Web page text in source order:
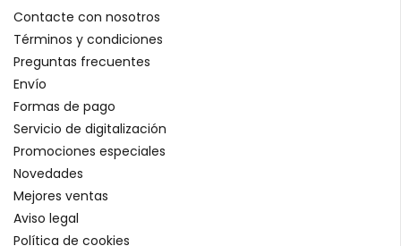
Contacte con nosotros
Términos y condiciones
Preguntas frecuentes
Envío
Formas de pago
Servicio de digitalización
Promociones especiales
Novedades
Mejores ventas
Aviso legal
Política de cookies